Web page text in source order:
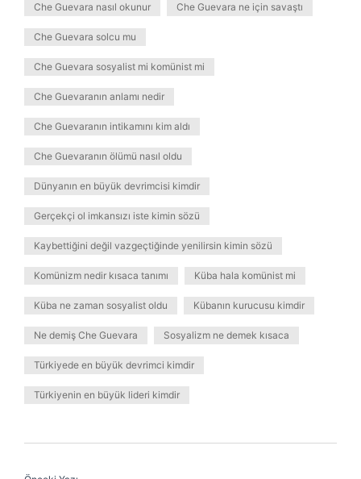
Che Guevara nasıl okunur Che Guevara ne için savaştı
Che Guevara solcu mu
Che Guevara sosyalist mi komünist mi
Che Guevaranın anlamı nedir
Che Guevaranın intikamını kim aldı
Che Guevaranın ölümü nasıl oldu
Dünyanın en büyük devrimcisi kimdir
Gerçekçi ol imkansızı iste kimin sözü
Kaybettiğini değil vazgeçtiğinde yenilirsin kimin sözü
Komünizm nedir kısaca tanımı Küba hala komünist mi
Küba ne zaman sosyalist oldu Kübanın kurucusu kimdir
Ne demiş Che Guevara Sosyalizm ne demek kısaca
Türkiyede en büyük devrimci kimdir
Türkiyenin en büyük lideri kimdir